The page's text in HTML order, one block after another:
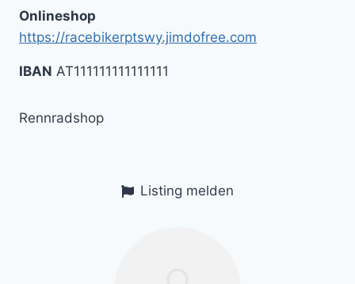
Onlineshop
https://racebikerptswy.jimdofree.com
IBAN AT111111111111111
Rennradshop
Listing melden